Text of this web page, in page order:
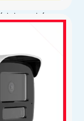
hợp chức
Ngược
cho các
H